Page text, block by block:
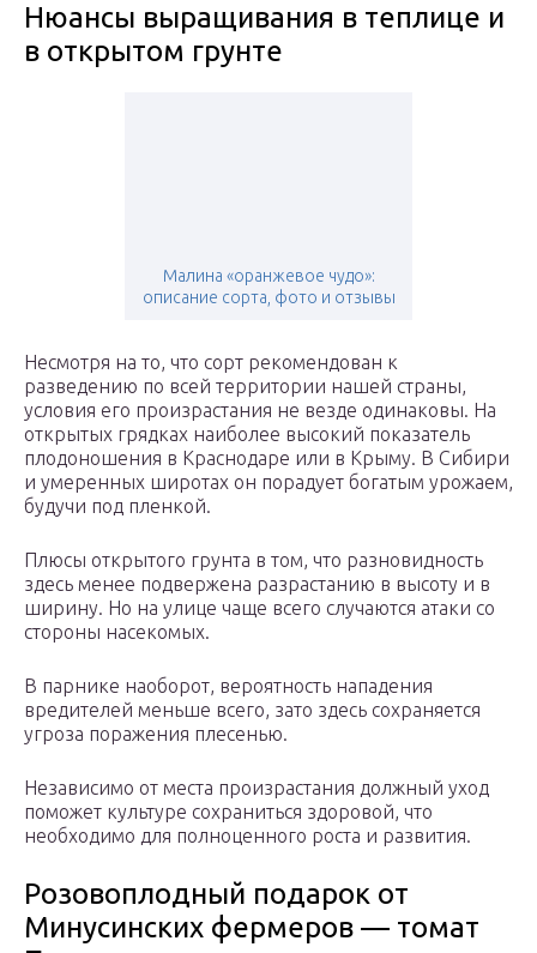
Нюансы выращивания в теплице и
в открытом грунте
Малина «оранжевое чудо»:
описание сорта, фото и отзывы
Несмотря на то, что сорт рекомендован к
разведению по всей территории нашей страны,
условия его произрастания не везде одинаковы. На
открытых грядках наиболее высокий показатель
плодоношения в Краснодаре или в Крыму. В Сибири
и умеренных широтах он порадует богатым урожаем,
будучи под пленкой.
Плюсы открытого грунта в том, что разновидность
здесь менее подвержена разрастанию в высоту и в
ширину. Но на улице чаще всего случаются атаки со
стороны насекомых.
В парнике наоборот, вероятность нападения
вредителей меньше всего, зато здесь сохраняется
угроза поражения плесенью.
Независимо от места произрастания должный уход
поможет культуре сохраниться здоровой, что
необходимо для полноценного роста и развития.
Розовоплодный подарок от
Минусинских фермеров — томат